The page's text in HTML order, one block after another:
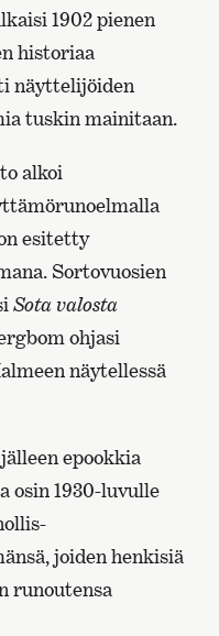
1902 pienen
historiaa
näyttelijöiden
tuskin mainitaan.
alkoi
esitetty
Sortovuosien
Sota valosta
ohjasi
näytellessä
epookkia
osin 1930-luvulle
joiden henkisiä
runoutensa